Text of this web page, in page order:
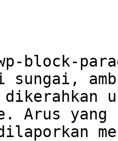
block-
dikerahkan
Arus yang